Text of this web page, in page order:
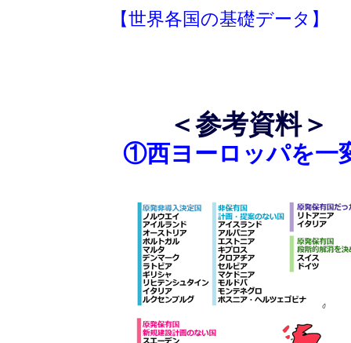
【世界各国の基礎データ】
＜参考資料＞
①西ヨーロッパを一